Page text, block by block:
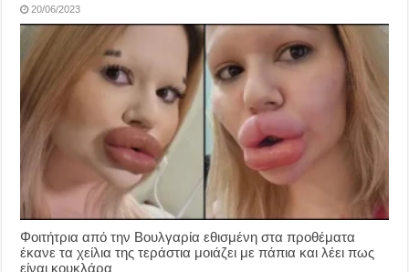
20/06/2023
Φοιτήτρια από την Βουλγαρία εθισμένη στα προθέματα
έκανε τα χείλια της τεράστια μοιάζει με πάπια και λέει πως
είναι κουκλάρα